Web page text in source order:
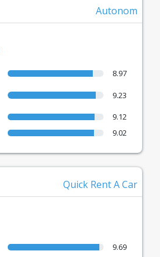
Autonom
8.97
9.23
9.12
9.02
Quick Rent A Car
9.69